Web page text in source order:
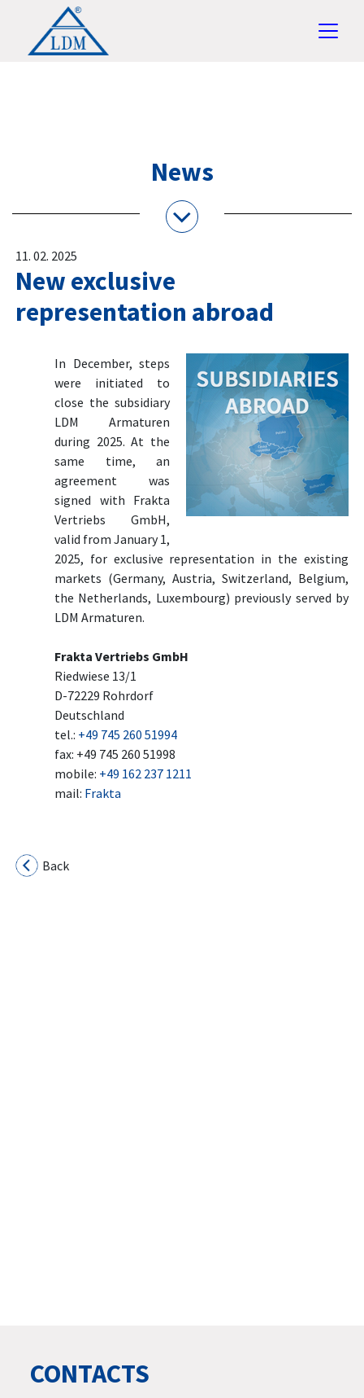
News
11. 02. 2025
New exclusive
representation abroad
In December, steps
were initiated to
close the subsidiary
LDM Armaturen
during 2025. At the
same time, an
agreement was
signed with Frakta
Vertriebs GmbH,
valid from January 1,
2025, for exclusive representation in the existing
markets (Germany, Austria, Switzerland, Belgium,
the Netherlands, Luxembourg) previously served by
LDM Armaturen.
Frakta Vertriebs GmbH
Riedwiese 13/1
D-72229 Rohrdorf
Deutschland
tel.: +49 745 260 51994
fax: +49 745 260 51998
mobile: +49 162 237 1211
mail: Frakta
Back
CONTACTS